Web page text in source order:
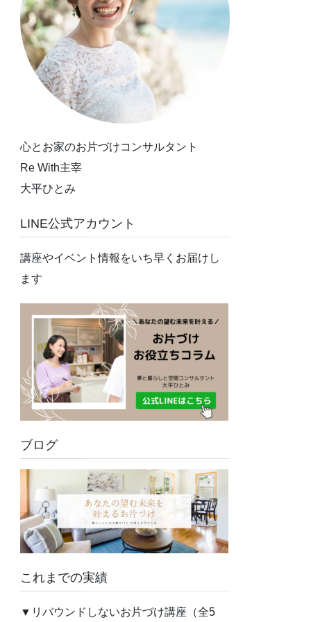
心とお家のお片づけコンサルタント
Re With主宰
大平ひとみ
LINE公式アカウント
講座やイベント情報をいち早くお届けし
ます
ブログ
これまでの実績
▼リバウンドしないお片づけ講座（全5